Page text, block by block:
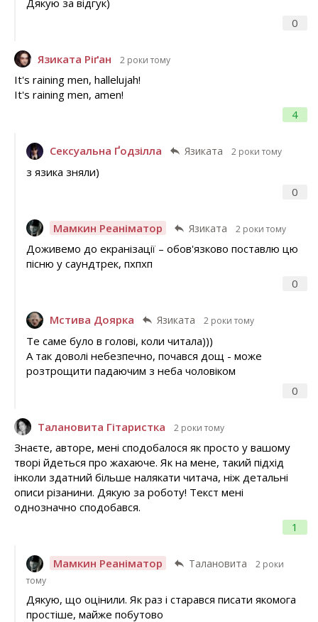
0
Язиката Ріґан 2 роки тому
4
It's raining men, hallelujah!
It's raining men, amen!
Сексуальна Ґодзілла Язиката 2 роки тому
0
з язика зняли)
Мамкин Реаніматор Язиката 2 роки тому
0
Доживемо до екранізації – обов'язково поставлю цю
пісню у саундтрек, пхпхп
Мстива Доярка Язиката 2 роки тому
0
Те саме було в голові, коли читала)))
А так доволі небезпечно, почався дощ - може
розтрощити падаючим з неба чоловіком
Талановита Гітаристка 2 роки тому
1
Знаєте, авторе, мені сподобалося як просто у вашому
творі йдеться про жахаюче. Як на мене, такий підхід
інколи здатний більше налякати читача, ніж детальні
описи різанини. Дякую за роботу! Текст мені
однозначно сподобався.
Мамкин Реаніматор Талановита
2 роки
тому
Дякую, що оцінили. Як раз і старався писати якомога
простіше, майже побутово